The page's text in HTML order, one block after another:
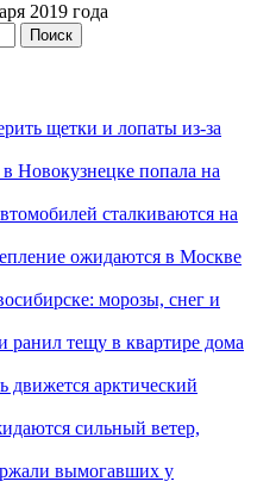
2019 года
щетки и лопаты из-за
Новокузнецке попала на
сталкиваются на
ожидаются в Москве
морозы, снег и
ранил тещу в квартире дома
движется арктический
сильный ветер,
вымогавших у